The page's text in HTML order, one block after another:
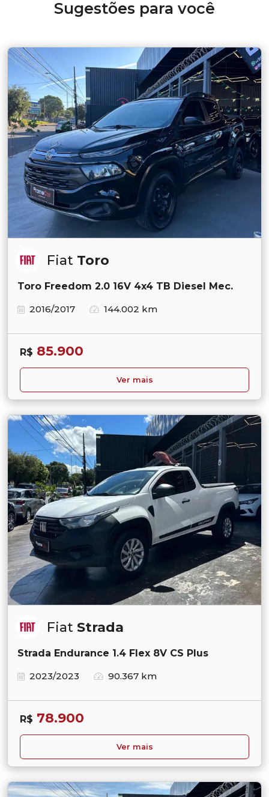
Sugestões para você
Fiat Toro
Toro Freedom 2.0 16V 4x4 TB Diesel Mec.
2016/2017
144.002 km
R$ 85.900
Ver mais
Fiat Strada
Strada Endurance 1.4 Flex 8V CS Plus
2023/2023
90.367 km
R$ 78.900
Ver mais